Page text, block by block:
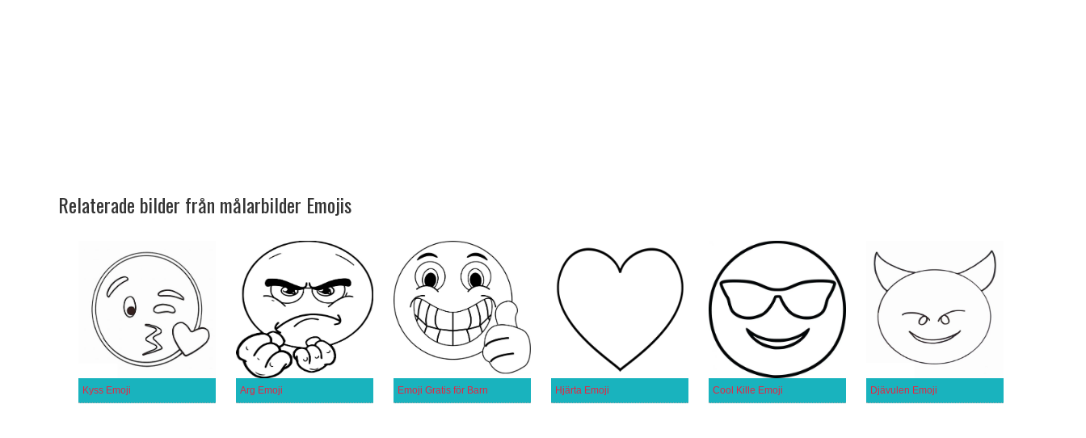
Relaterade bilder från målarbilder Emojis
Kyss Emoji Arg Emoji Emoji Gratis för Barn Hjärta Emoji Cool Kille Emoji Djävulen Emoji